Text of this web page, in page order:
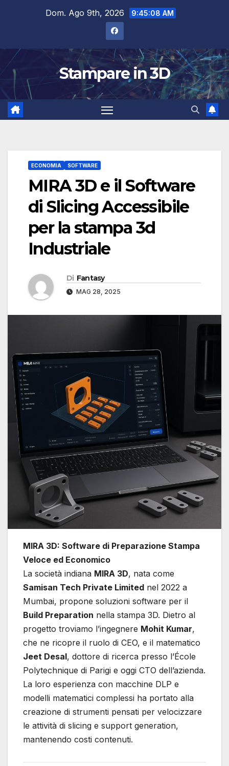
Dom. Ago 9th, 2026 9:45:09 AM
Stampare in 3D
ECONOMIA SOFTWARE
MIRA 3D e il Software
di Slicing Accessibile
per la stampa 3d
Industriale
Di Fantasy
MAG 28, 2025
MIRA 3D: Software di Preparazione Stampa
Veloce ed Economico
La società indiana MIRA 3D, nata come
Samisan Tech Private Limited nel 2022 a
Mumbai, propone soluzioni software per il
Build Preparation nella stampa 3D. Dietro al
progetto troviamo l’ingegnere Mohit Kumar,
che ne ricopre il ruolo di CEO, e il matematico
Jeet Desal, dottore di ricerca presso l’École
Polytechnique di Parigi e oggi CTO dell’azienda.
La loro esperienza con macchine DLP e
modelli matematici complessi ha portato alla
creazione di strumenti pensati per velocizzare
le attività di slicing e support generation,
mantenendo costi contenuti.